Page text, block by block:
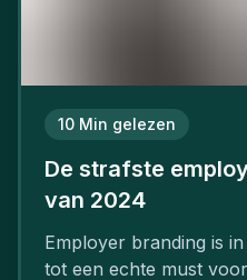
10 Min gelezen
De strafste
van 2024
Employer branding is
tot een echte must